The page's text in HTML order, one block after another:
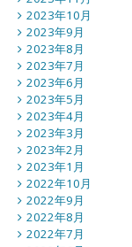
2023年10月
2023年9月
2023年8月
2023年7月
2023年6月
2023年5月
2023年4月
2023年3月
2023年2月
2023年1月
2022年10月
2022年9月
2022年8月
2022年7月